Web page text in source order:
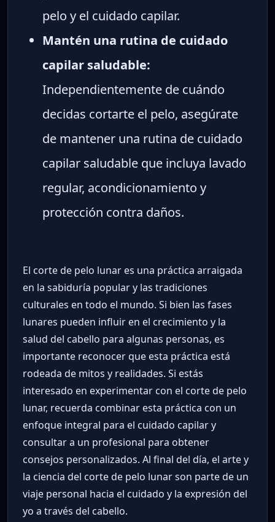
pelo y el cuidado capilar.
Mantén una rutina de cuidado
capilar saludable:
Independientemente de cuándo
decidas cortarte el pelo, asegúrate
de mantener una rutina de cuidado
capilar saludable que incluya lavado
regular, acondicionamiento y
protección contra daños.
El corte de pelo lunar es una práctica arraigada
en la sabiduría popular y las tradiciones
culturales en todo el mundo. Si bien las fases
lunares pueden influir en el crecimiento y la
salud del cabello para algunas personas, es
importante reconocer que esta práctica está
rodeada de mitos y realidades. Si estás
interesado en experimentar con el corte de pelo
lunar, recuerda combinar esta práctica con un
enfoque integral para el cuidado capilar y
consultar a un profesional para obtener
consejos personalizados. Al final del día, el arte y
la ciencia del corte de pelo lunar son parte de un
viaje personal hacia el cuidado y la expresión del
yo a través del cabello.